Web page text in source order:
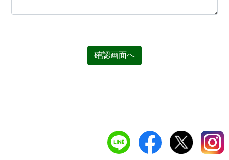
確認画面へ